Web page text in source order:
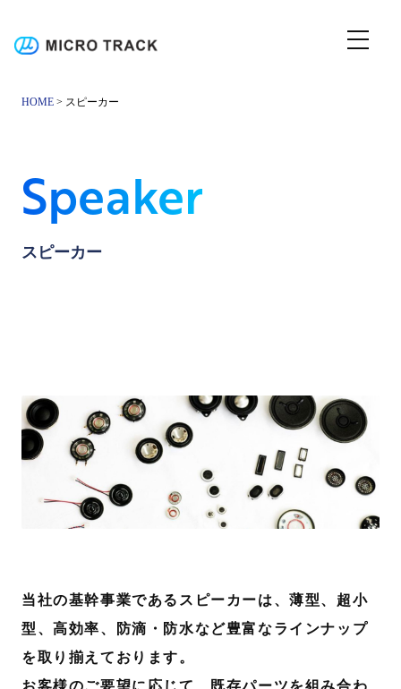
HOME > スピーカー
Speaker
スピーカー
当社の基幹事業であるスピーカーは、薄型、超小
型、高効率、防滴・防水など豊富なラインナップ
を取り揃えております。
お客様のご要望に応じて、既存パーツを組み合わ